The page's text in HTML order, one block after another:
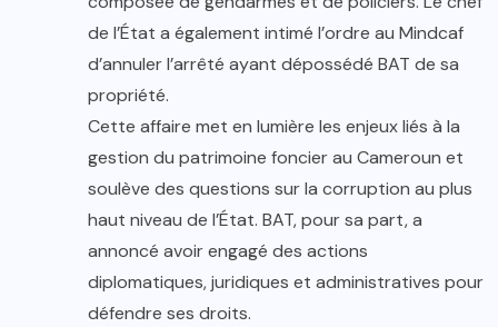
de l’État a également intimé l’ordre au Mindcaf
d’annuler l’arrêté ayant dépossédé BAT de sa
propriété.
Cette affaire met en lumière les enjeux liés à la
gestion du patrimoine foncier au Cameroun et
soulève des questions sur la corruption au plus
haut niveau de l’État. BAT, pour sa part, a
annoncé avoir engagé des actions
diplomatiques, juridiques et administratives pour
défendre ses droits.